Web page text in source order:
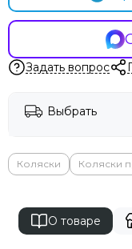
Задать вопрос
Выбрать
Коляски Коляски
О товаре